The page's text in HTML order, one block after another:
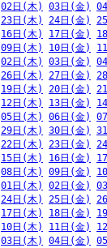
02日(木) 03日(金)
23日(木) 24日(金)
16日(木) 17日(金)
09日(木) 10日(金)
02日(木) 03日(金)
26日(木) 27日(金)
19日(木) 20日(金)
12日(木) 13日(金)
05日(木) 06日(金)
29日(木) 30日(金)
22日(木) 23日(金)
15日(木) 16日(金)
08日(木) 09日(金)
01日(木) 02日(金)
24日(木) 25日(金)
17日(木) 18日(金)
10日(木) 11日(金)
03日(木) 04日(金)